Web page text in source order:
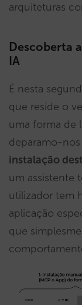
arquiteturas
Descoberta
IA
É nesta
que reside o
uma forma de
deparamo-
instalação
um assistente
utilizador tem
aplicação
que